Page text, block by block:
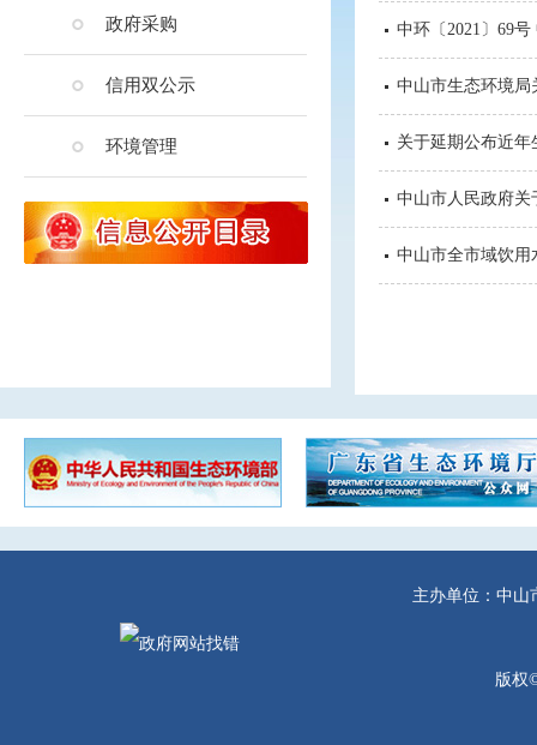
政府采购
信用双公示
环境管理
中环〔2021〕69
中山市生态环境局
关于延期公布近
中山市人民政府关
中山市全市域饮用
主办单位：中山
版权